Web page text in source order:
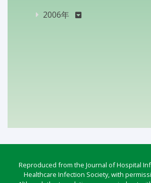
2006年
Reproduced from the Journal of Hospital
Healthcare Infection Society, with